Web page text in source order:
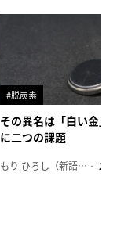
#脱炭素
その異名は「白い金」、リ
に二つの課題
もり ひろし（新語ウォッチャー） 2023年7